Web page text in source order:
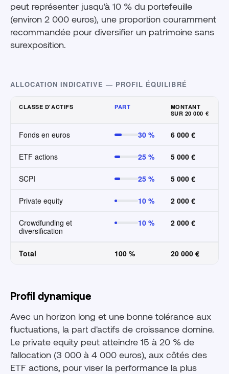
peut représenter jusqu'à 10 % du portefeuille
(environ 2 000 euros), une proportion couramment
recommandée pour diversifier un patrimoine sans
surexposition.
ALLOCATION INDICATIVE — PROFIL ÉQUILIBRÉ
CLASSE D'ACTIFS PART
MONTANT
SUR 20 000 €
Fonds en euros 30 % 6 000 €
ETF actions 25 % 5 000 €
SCPI 25 % 5 000 €
Private equity 10 % 2 000 €
Crowdfunding et
diversification
10 % 2 000 €
Total 100 % 20 000 €
Profil dynamique
Avec un horizon long et une bonne tolérance aux
fluctuations, la part d'actifs de croissance domine.
Le private equity peut atteindre 15 à 20 % de
l'allocation (3 000 à 4 000 euros), aux côtés des
ETF actions, pour viser la performance la plus